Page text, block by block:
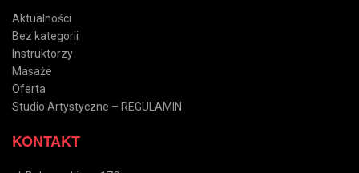
Aktualności
Bez kategorii
Instruktorzy
Masaże
Oferta
Studio Artystyczne – REGULAMIN
KONTAKT